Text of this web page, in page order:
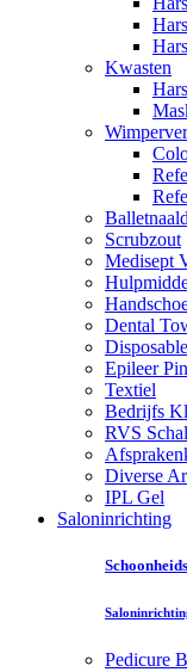
Kwasten
Scrubzout
Medisept
Dental
Epileer
Textiel
Bedrijfs
RVS
Diverse
IPL Gel
Saloninrichting
Pedicure